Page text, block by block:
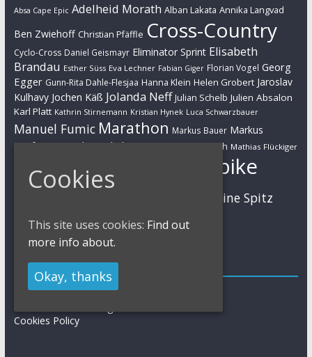
Absa Cape Epic Adelheid Morath Alban Lakata Annika Langvad
Ben Zwiehoff Christian Pfäffle Cross-Country
Cyclo-Cross Daniel Geismayr Eliminator Sprint Elisabeth
Brandau Esther Süss Eva Lechner Fabian Giger Florian Vogel Georg
Egger Gunn-Rita Dahle-Flesjaa Hanna Klein Helen Grobert Jaroslav
Kulhavy Jochen Käß Jolanda Neff Julian Schelb Julien Absalon
Karl Platt Kathrin Stirnemann Kristian Hynek Luca Schwarzbauer
Manuel Fumic Marathon Markus Bauer Markus
Kaufmann Markus Schulte-Lünzum Martin Gluth Mathias Flückiger
Max Brandl Moritz Milatz
Mountainbike
MTB
Sabine Spitz
Simon Stiebjahn Urs Huber
Impressum
Impressum / Kontakt
Cookies Policy
Cookies
This site uses cookies: Find out
more info about.
Okay, thanks